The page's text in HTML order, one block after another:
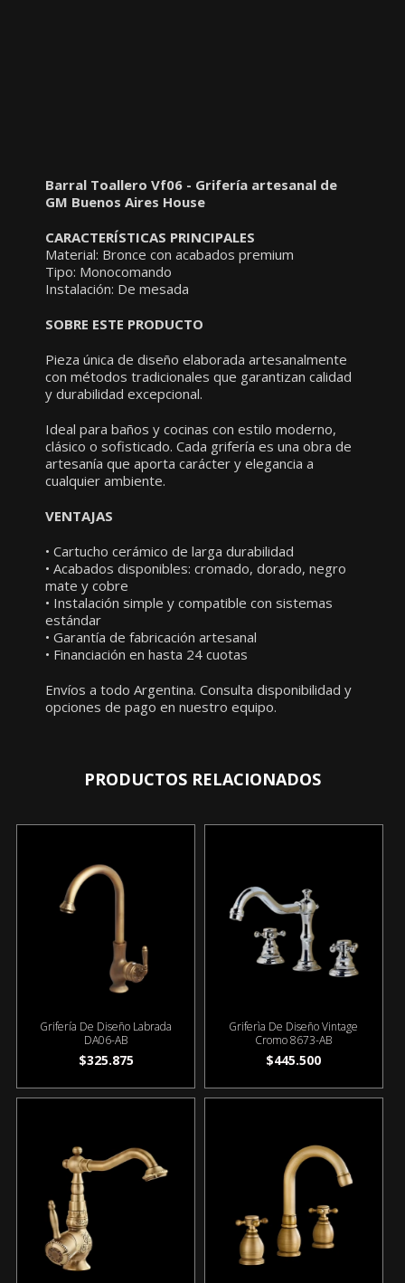
Barral Toallero Vf06 - Grifería artesanal de
GM Buenos Aires House
CARACTERÍSTICAS PRINCIPALES
Material: Bronce con acabados premium
Tipo: Monocomando
Instalación: De mesada
SOBRE ESTE PRODUCTO
Pieza única de diseño elaborada artesanalmente
con métodos tradicionales que garantizan calidad
y durabilidad excepcional.
Ideal para baños y cocinas con estilo moderno,
clásico o sofisticado. Cada grifería es una obra de
artesanía que aporta carácter y elegancia a
cualquier ambiente.
VENTAJAS
• Cartucho cerámico de larga durabilidad
• Acabados disponibles: cromado, dorado, negro
mate y cobre
• Instalación simple y compatible con sistemas
estándar
• Garantía de fabricación artesanal
• Financiación en hasta 24 cuotas
Envíos a todo Argentina. Consulta disponibilidad y
opciones de pago en nuestro equipo.
PRODUCTOS RELACIONADOS
Grifería De Diseño Labrada
DA06-AB
$325.875
Griferìa De Diseño Vintage
Cromo 8673-AB
$445.500